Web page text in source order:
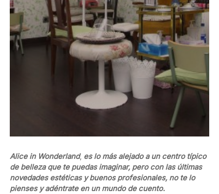
Alice in Wonderland, es lo más alejado a un centro típico
de belleza que te puedas imaginar, pero con las últimas
novedades estéticas y buenos profesionales, no te lo
pienses y adéntrate en un mundo de cuento.